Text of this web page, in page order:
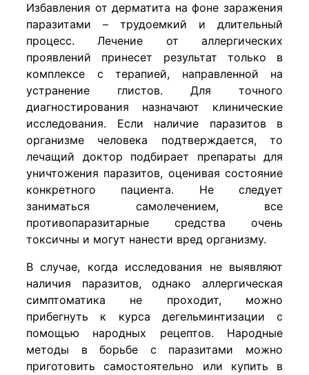
Избавления от дерматита на фоне заражения
паразитами – трудоемкий и длительный
процесс. Лечение от аллергических
проявлений принесет результат только в
комплексе с терапией, направленной на
устранение глистов. Для точного
диагностирования назначают клинические
исследования. Если наличие паразитов в
организме человека подтверждается, то
лечащий доктор подбирает препараты для
уничтожения паразитов, оценивая состояние
конкретного пациента. Не следует
заниматься самолечением, все
противопаразитарные средства очень
токсичны и могут нанести вред организму.
В случае, когда исследования не выявляют
наличия паразитов, однако аллергическая
симптоматика не проходит, можно
прибегнуть к курса дегельминтизации с
помощью народных рецептов. Народные
методы в борьбе с паразитами можно
приготовить самостоятельно или купить в